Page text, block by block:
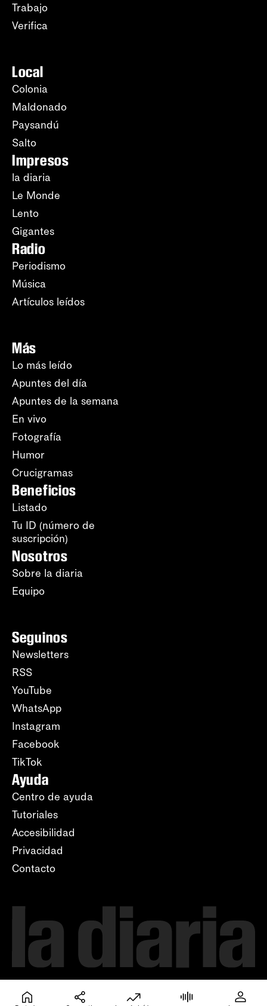
Trabajo
Verifica
Local
Colonia
Maldonado
Paysandú
Salto
Impresos
la diaria
Le Monde
Lento
Gigantes
Radio
Periodismo
Música
Artículos leídos
Más
Lo más leído
Apuntes del día
Apuntes de la semana
En vivo
Fotografía
Humor
Crucigramas
Beneficios
Listado
Tu ID (número de
suscripción)
Nosotros
Sobre la diaria
Equipo
Seguinos
Newsletters
RSS
YouTube
WhatsApp
Instagram
Facebook
TikTok
Ayuda
Centro de ayuda
Tutoriales
Accesibilidad
Privacidad
Contacto